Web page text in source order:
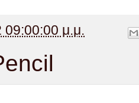
09:00:00 μ.μ.